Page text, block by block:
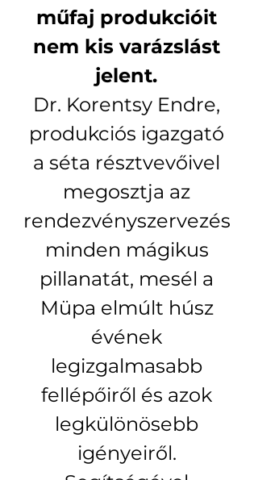
műfaj produkcióit
nem kis varázslást
jelent.
Dr. Korentsy Endre,
produkciós igazgató
a séta résztvevőivel
megosztja az
rendezvényszervezés
minden mágikus
pillanatát, mesél a
Müpa elmúlt húsz
évének
legizgalmasabb
fellépőiről és azok
legkülönösebb
igényeiről.